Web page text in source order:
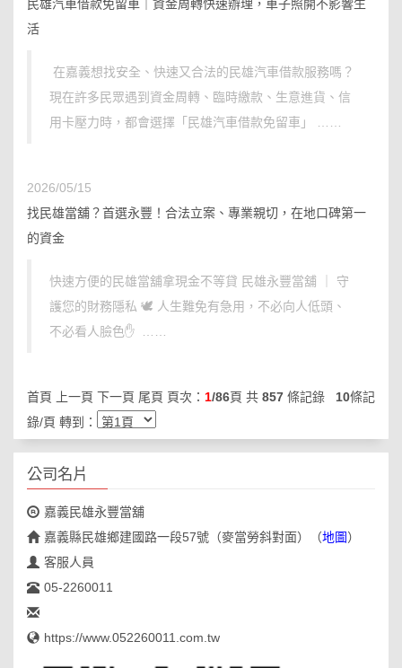
民雄汽車借款免留車｜資金周轉快速辦理，車子照開不影響生
活
在嘉義想找安全、快速又合法的民雄汽車借款服務嗎？
現在許多民眾遇到資金周轉、臨時繳款、生意進貨、信
用卡壓力時，都會選擇「民雄汽車借款免留車」 ……
2026/05/15
找民雄當舖？首選永豐！合法立案、專業親切，在地口碑第一
的資金
快速方便的民雄當舖拿現金不等貸 民雄永豐當舖 ｜ 守
護您的財務隱私 🕊️ 人生難免有急用，不必向人低頭、
不必看人臉色✋ ……
首頁 上一頁 下一頁 尾頁 頁次： 1/86頁 共 857 條記錄 10條記
錄/頁 轉到：
公司名片
嘉義民雄永豐當舖
嘉義縣民雄鄉建國路一段57號（麥當勞斜對面）
（地圖）
客服人員
05-2260011
https://www.052260011.com.tw